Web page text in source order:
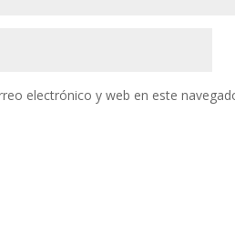
electrónico y web en este